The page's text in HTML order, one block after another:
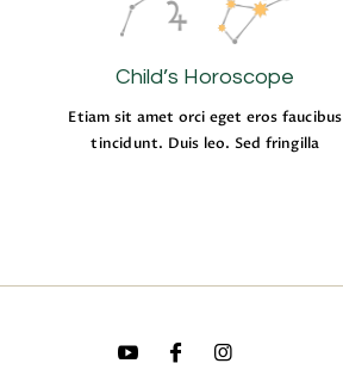
Child’s Horoscope
Etiam sit amet orci eget eros faucibus
tincidunt. Duis leo. Sed fringilla